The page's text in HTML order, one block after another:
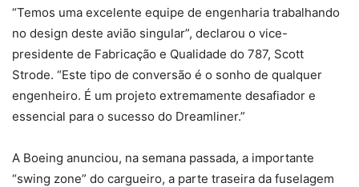
“Temos uma excelente equipe de engenharia trabalhando
no design deste avião singular”, declarou o vice-
presidente de Fabricação e Qualidade do 787, Scott
Strode. “Este tipo de conversão é o sonho de qualquer
engenheiro. É um projeto extremamente desafiador e
essencial para o sucesso do Dreamliner.”
A Boeing anunciou, na semana passada, a importante
“swing zone” do cargueiro, a parte traseira da fuselagem